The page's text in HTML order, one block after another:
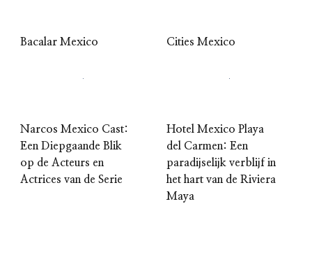
Bacalar Mexico Cities Mexico
Narcos Mexico Cast:
Een Diepgaande Blik
op de Acteurs en
Actrices van de Serie
Hotel Mexico Playa
del Carmen: Een
paradijselijk verblijf in
het hart van de Riviera
Maya